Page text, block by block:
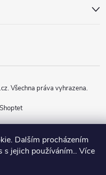
Dalším procházením
s jejich používáním.. Více
. Všechna práva vyhrazena.